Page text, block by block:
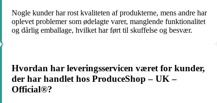
Nogle kunder har rost kvaliteten af produkterne, mens andre har
oplevet problemer som ødelagte varer, manglende funktionalitet
og dårlig emballage, hvilket har ført til skuffelse og besvær.
Hvordan har leveringsservicen været for kunder,
der har handlet hos ProduceShop – UK –
Official®?